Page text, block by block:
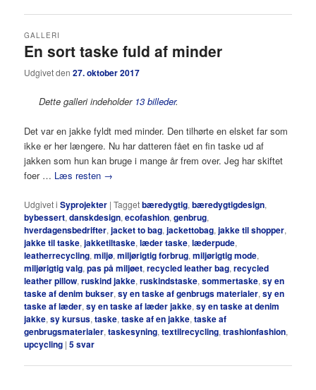
En sort taske fuld af minder
GALLERI
Udgivet den27. oktober 2017
Dette galleri indeholder 13 billeder.
Det var en jakke fyldt med minder. Den tilhørte en elsket far som
ikke er her længere. Nu har datteren fået en fin taske ud af
jakken som hun kan bruge i mange år frem over. Jeg har skiftet
foer … Læs resten →
Udgivet i Syprojekter |Taggetbæredygtig,bæredygtigdesign,
bybessert,danskdesign,ecofashion,genbrug,
hverdagensbedrifter,jacket to bag,jackettobag,jakke til shopper,
jakke til taske,jakketiltaske,læder taske,læderpude,
leatherrecycling,miljø,miljørigtig forbrug,miljørigtig mode,
miljørigtig valg,pas på miljøet,recycled leather bag,recycled
leather pillow,ruskind jakke,ruskindstaske,sommertaske,sy en
taske af denim bukser,sy en taske af genbrugs materialer,sy en
taske af læder,sy en taske af læder jakke,sy en taske at denim
jakke,sy kursus,taske,taske af en jakke,taske af
genbrugsmaterialer,taskesyning,textilrecycling,trashionfashion,
upcycling |5svar